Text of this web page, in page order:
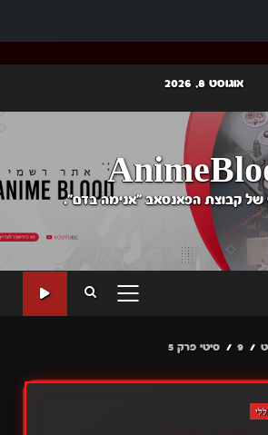
אוגוסט 8, 2026
קבוצת הפאנסאב "אנימה בדם".
PRIMARY
9 סיטי פרק 5